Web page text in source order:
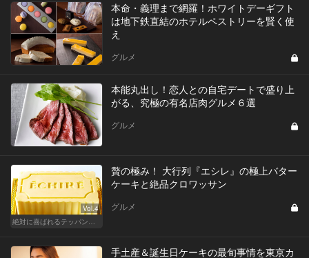
本命・義理まで網羅！ホワイトデーギフト
は地下鉄直結のホテルペストリーを賢く使
え
グルメ
本能丸出し！恋人との自宅デートで盛り上
がる、究極の有名店肉グルメ６選
グルメ
Vol.4
絶対に喜ばれるテッパン手土産
贅の極み！ 大行列『エシレ』の極上バター
ケーキと絶品クロワッサン
グルメ
手土産＆誕生日ケーキの最旬事情を東京カ